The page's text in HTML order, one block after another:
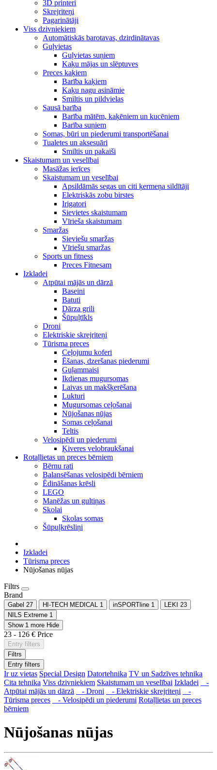
3D printeri
Skrejriteņi
Pagarinātāji
Viss dzivniekiem
Automātiskās barotavas, dzirdinātavas
Guļvietas
Guļvietas suņiem
Kaķu mājas un slēptuves
Preces kaķiem
Barība kaķiem
Kaķu nagu asināmie
Smiltis un pildvielas
Sausā barība
Barība mātēm, kaķēniem un kucēniem
Barība suņiem
Somas, būri un piederumi transportēšanai
Tualetes un aksesuāri
Smiltis un pakaiši
Skaistumam un veselībai
Masāžas ierīces
Skaistumam un veselībai
Apsildāmās segas un citi ķermeņa sildītāji
Elektriskās zobu birstes
Irigatori
Sievietes skaistumam
Vīrieša skaistumam
Smaržas
Sieviešu smaržas
Vīriešu smaržas
Sports un fitness
Preces Fitnesam
Izkladei
Atpūtai mājās un dārzā
Baseini
Batuti
Dārza grili
Šūpuļtīkls
Droni
Elektriskie skrejriteņi
Tūrisma preces
Ceļojumu koferi
Ēšanas, dzeršanas piederumi
Guļammaisi
Ikdienas mugursomas
Laivas un makšķerēšana
Lukturi
Mugursomas ceļošanai
Nūjošanas nūjas
Somas ceļošanai
Teltis
Velosipēdi un piederumi
Ķiveres velobraukšanai
Rotaļlietas un preces bērniem
Bērnu rati
Balansēšanas velosipēdi bērniem
Ēdināšanas krēsli
LEGO
Manēžas un gultiņas
Skolai
Skolas somas
Šūpuļkrēsliņi
Izkladei
Tūrisma preces
Nūjošanas nūjas
Filtrs
Brand
Gabel 27 HI-TECH MEDICAL 1 inSPORTline 1 LEKI 23
NILS Extreme 1
Show 1 more Hide
23 - 126 € Price
Entry filters
Filtrs
Entry filters
Ir uz vietas Special Design Datortehnika TV un Sadzīves tehnika
Cita tehnika Viss dzivniekiem Skaistumam un veselībai Izkladei
-
Atpūtai mājās un dārzā
- Droni - Elektriskie skrejriteņi
-
Tūrisma preces
- Velosipēdi un piederumi Rotaļlietas un preces
bērniem
Nūjošanas nūjas